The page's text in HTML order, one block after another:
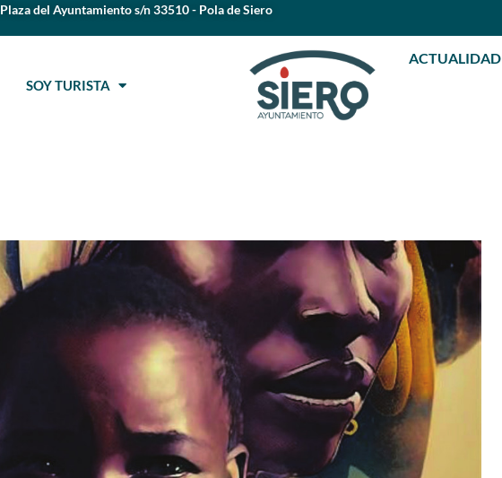
Plaza del Ayuntamiento s/n 33510 - Pola de Siero
SOY TURISTA
ACTUALIDAD